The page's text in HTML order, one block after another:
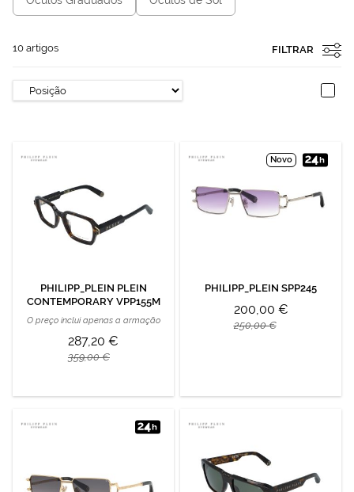
10 artigos FILTRAR
PHILIPP_PLEIN PLEIN
CONTEMPORARY VPP155M
O preço inclui apenas a armação
287,20 €
359,00 €
Novo
PHILIPP_PLEIN SPP245
200,00 €
250,00 €